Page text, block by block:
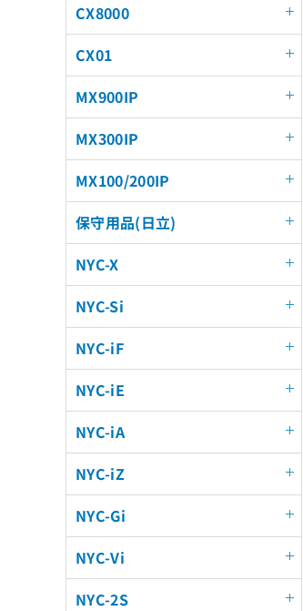
CX8000
CX01
MX900IP
MX300IP
MX100/200IP
保守用品(日立)
NYC-X
NYC-Si
NYC-iF
NYC-iE
NYC-iA
NYC-iZ
NYC-Gi
NYC-Vi
NYC-2S